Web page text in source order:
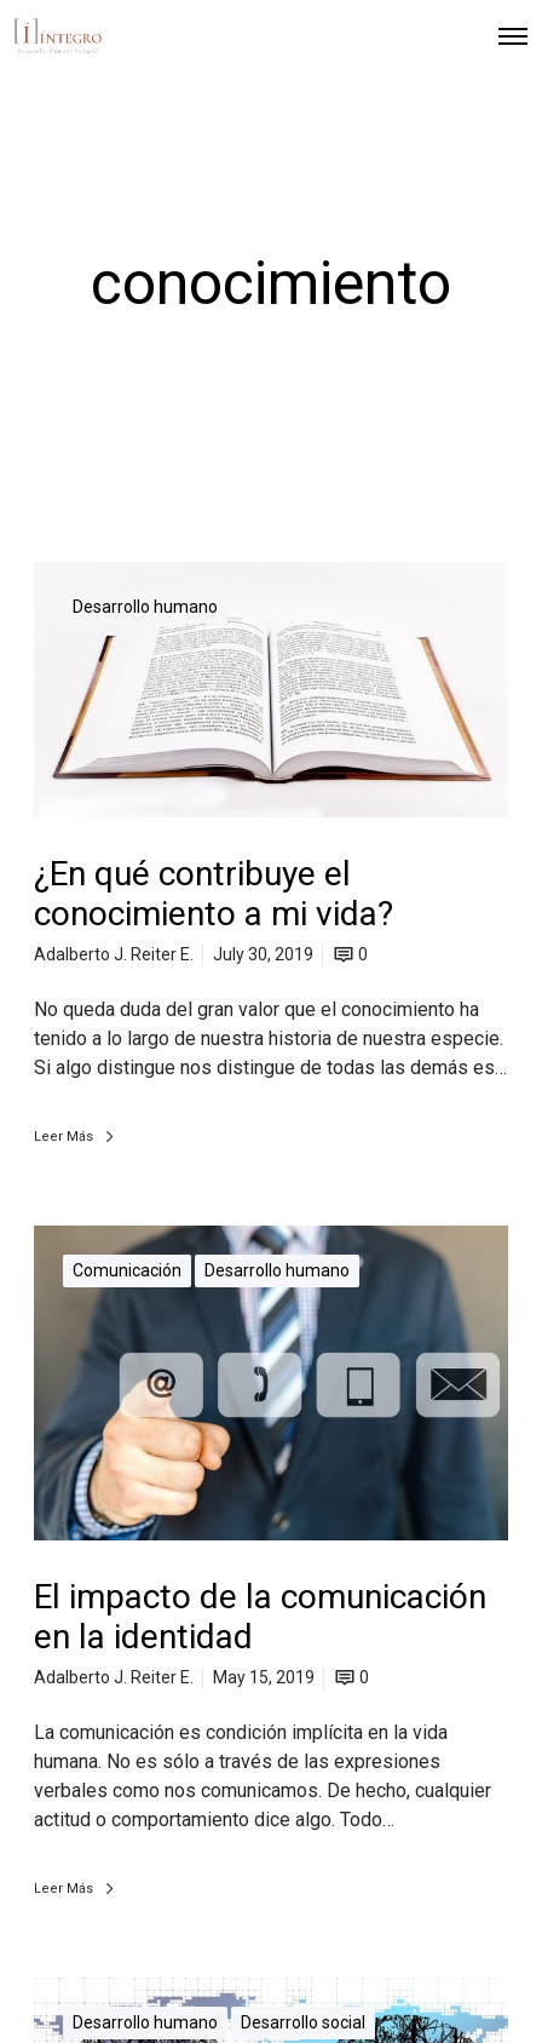
conocimiento
Desarrollo humano
¿En qué contribuye el
conocimiento a mi vida?
Adalberto J. Reiter E. July 30, 2019 0
No queda duda del gran valor que el conocimiento ha
tenido a lo largo de nuestra historia de nuestra especie.
Si algo distingue nos distingue de todas las demás es…
Leer Más
Comunicación Desarrollo humano
El impacto de la comunicación
en la identidad
Adalberto J. Reiter E. May 15, 2019 0
La comunicación es condición implícita en la vida
humana. No es sólo a través de las expresiones
verbales como nos comunicamos. De hecho, cualquier
actitud o comportamiento dice algo. Todo…
Leer Más
Desarrollo humano Desarrollo social